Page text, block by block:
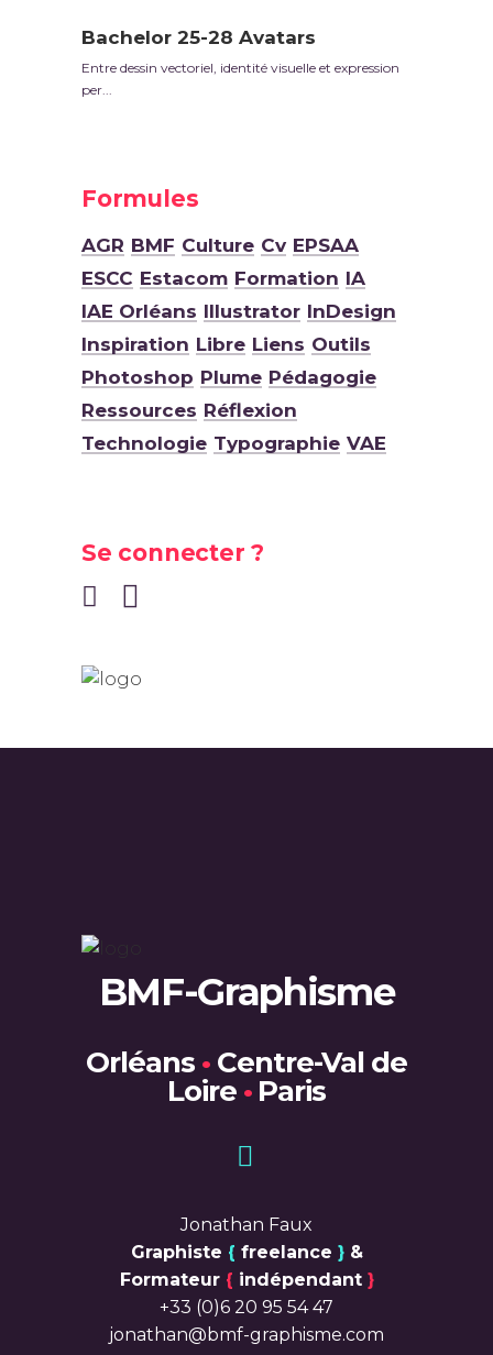
Bachelor 25-28 Avatars
Entre dessin vectoriel, identité visuelle et expression
per...
Formules
AGR BMF Culture Cv EPSAA
ESCC Estacom Formation IA
IAE Orléans Illustrator InDesign
Inspiration Libre Liens Outils
Photoshop Plume Pédagogie
Ressources Réflexion
Technologie Typographie VAE
Se connecter ?
BMF-Graphisme
Orléans • Centre-Val de
Loire •Paris
Jonathan Faux
Graphiste { freelance }&
Formateur { indépendant }
+33 (0)6 20 95 54 47
jonathan@bmf-graphisme.com